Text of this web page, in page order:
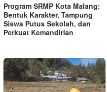
Program SRMP Kota Malang:
Bentuk Karakter, Tampung
Siswa Putus Sekolah, dan
Perkuat Kemandirian